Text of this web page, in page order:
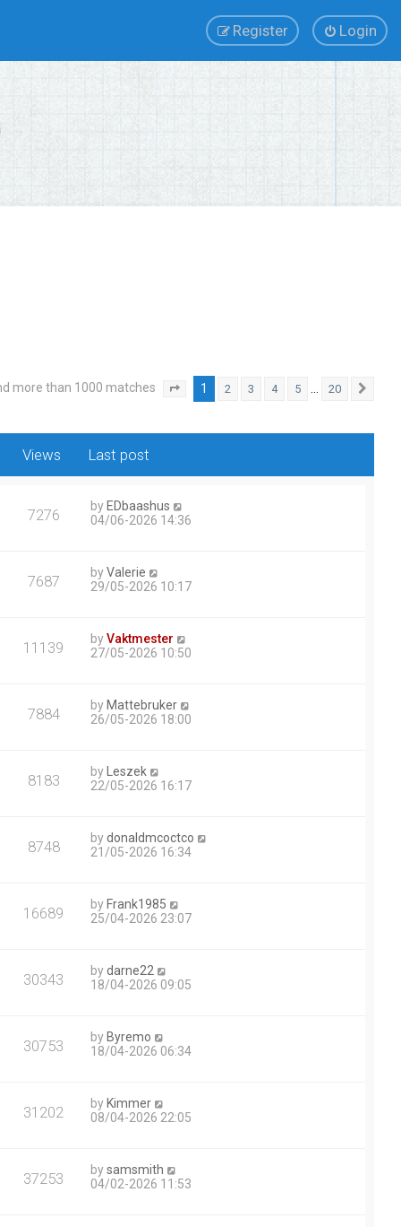
Login
Register
more than 1000 matches Page of
1 2 3 4 5 … 20
Views Last post
7276 by EDbaashus
04/06-2026 14:36
7687 byValerie
29/05-2026 10:17
11139 byVaktmester
27/05-2026 10:50
7884 by Mattebruker
26/05-2026 18:00
8183 by
Leszek
22/05-2026 16:17
8748 bydonaldmcoctco
21/05-2026 16:34
16689 by Frank1985
25/04-2026 23:07
30343 bydarne22
18/04-2026 09:05
30753 by Byremo
18/04-2026 06:34
31202 by Kimmer
08/04-2026 22:05
37253 bysamsmith
04/02-2026 11:53